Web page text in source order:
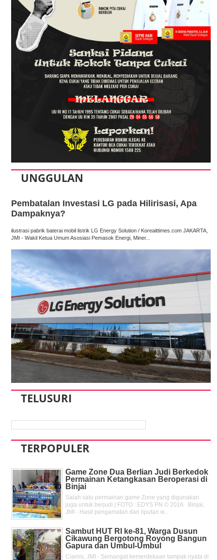
UNGGULAN
Pembatalan Investasi LG pada Hilirisasi, Apa
Dampaknya?
ilustrasi pabrik baterai mobil listrik LG Energy Solution / Koreaittimes.com JAKARTA,
JMI - Wakil Ketua Umum Asosiasi Pemasok Energi, Miner...
TELUSURI
TERPOPULER
Game Zone Dua Berlian Judi Berkedok
Permainan Ketangkasan Beroperasi di
Binjai
Salah satu permainan game Zone yang digunakan
juga untuk berjudi | FOTO : EDYS PN © 2016 Binjai,
JMI - Hasil pengamatan dan liputan w...
Sambut HUT RI ke-81, Warga Dusun
Cikawung Bergotong Royong Bangun
Gapura dan Umbul-Umbul
Ciamis, JMI - Semangat kemerdekaan tampak nyata di